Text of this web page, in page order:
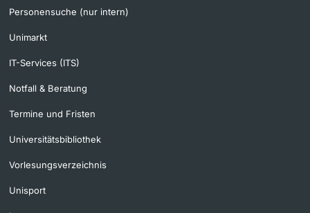
Personensuche (nur intern)
Unimarkt
IT-Services (ITS)
Notfall & Beratung
Termine und Fristen
Universitätsbibliothek
Vorlesungsverzeichnis
Unisport